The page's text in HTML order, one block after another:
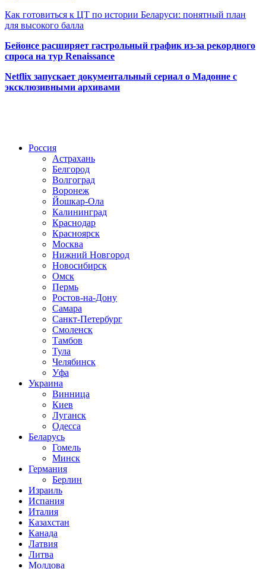
Как готовиться к ЦТ по истории Беларуси: понятный план
для высокого балла
Бейонсе расширяет гастрольный график из-за рекордного
спроса на тур Renaissance
Netflix запускает документальный сериал о Мадонне с
эксклюзивными архивами
Россия
Астрахань
Белгород
Волгоград
Воронеж
Йошкар-Ола
Калининград
Краснодар
Красноярск
Москва
Нижний Новгород
Новосибирск
Омск
Пермь
Ростов-на-Дону
Самара
Санкт-Петербург
Смоленск
Тамбов
Тула
Челябинск
Уфа
Украина
Винница
Киев
Луганск
Одесса
Беларусь
Гомель
Минск
Германия
Берлин
Израиль
Испания
Италия
Казахстан
Канада
Латвия
Литва
Молдова